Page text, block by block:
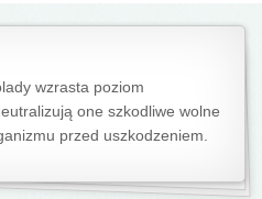
wzrasta poziom
one szkodliwe wolne
przed uszkodzeniem.